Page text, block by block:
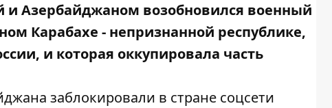
и Азербайджаном возобновился военный
Карабахе - непризнанной республике,
и которая оккупировала часть
заблокировали в стране соцсети